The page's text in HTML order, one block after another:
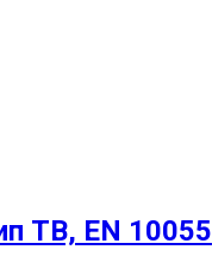
ТВ, EN 10055